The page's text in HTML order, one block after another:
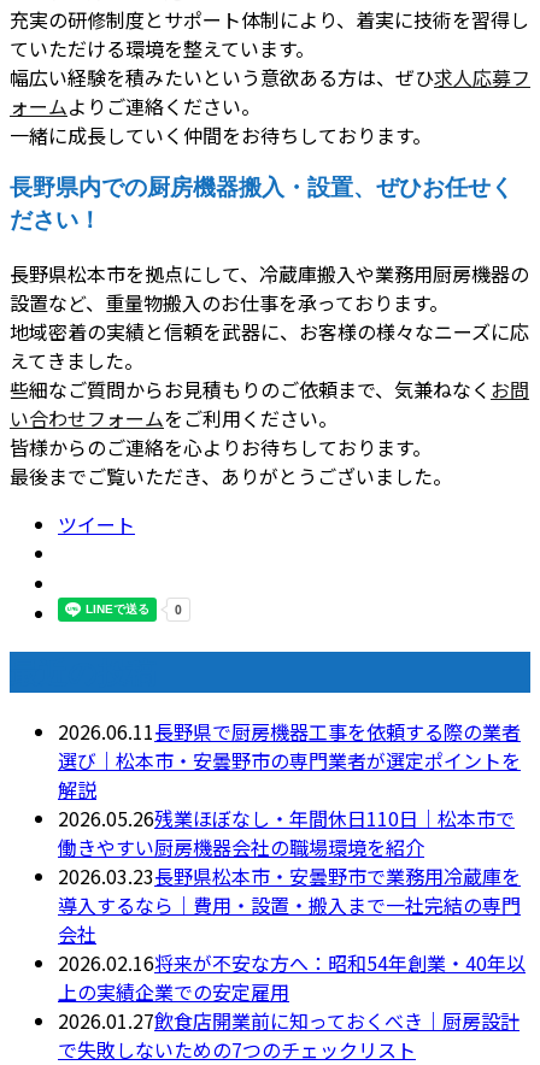
充実の研修制度とサポート体制により、着実に技術を習得し
ていただける環境を整えています。
幅広い経験を積みたいという意欲ある方は、ぜひ求人応募フ
ォームよりご連絡ください。
一緒に成長していく仲間をお待ちしております。
長野県内での厨房機器搬入・設置、ぜひお任せく
ださい！
長野県松本市を拠点にして、冷蔵庫搬入や業務用厨房機器の
設置など、重量物搬入のお仕事を承っております。
地域密着の実績と信頼を武器に、お客様の様々なニーズに応
えてきました。
些細なご質問からお見積もりのご依頼まで、気兼ねなく お問
い合わせフォームをご利用ください。
皆様からのご連絡を心よりお待ちしております。
最後までご覧いただき、ありがとうございました。
ツイート
2026.06.11長野県で厨房機器工事を依頼する際の業者
選び｜松本市・安曇野市の専門業者が選定ポイントを
解説
2026.05.26残業ほぼなし・年間休日110日｜松本市で
働きやすい厨房機器会社の職場環境を紹介
2026.03.23長野県松本市・安曇野市で業務用冷蔵庫を
導入するなら｜費用・設置・搬入まで一社完結の専門
会社
2026.02.16将来が不安な方へ：昭和54年創業・40年以
上の実績企業での安定雇用
2026.01.27飲食店開業前に知っておくべき｜厨房設計
で失敗しないための7つのチェックリスト